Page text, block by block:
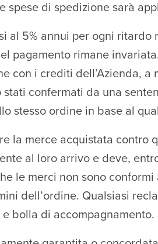
spese di spedizione sarà
al 5% annui per ogni
pagamento rimane
con i crediti dell’Azienda,
stati confermati da una
stesso ordine in base al
la merce acquistata
al loro arrivo e deve,
le merci non sono
dell’ordine. Qualsiasi
bolla di accompagnamento.